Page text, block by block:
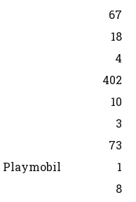
67
18
4
402
10
3
73
Playmobil
1
8